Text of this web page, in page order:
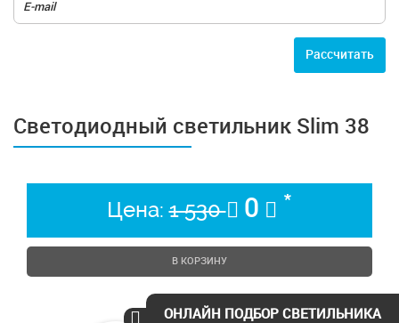
Расcчитать
Светодиодный светильник Slim 38
Цена:1 530 0 *
В КОРЗИНУ
ОНЛАЙН ПОДБОР СВЕТИЛЬНИКА